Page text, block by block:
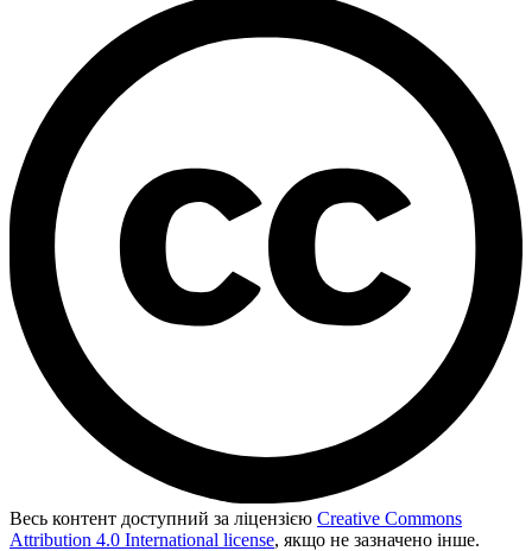
Весь контент доступний за ліцензією Creative Commons
Attribution 4.0 International license, якщо не зазначено інше.